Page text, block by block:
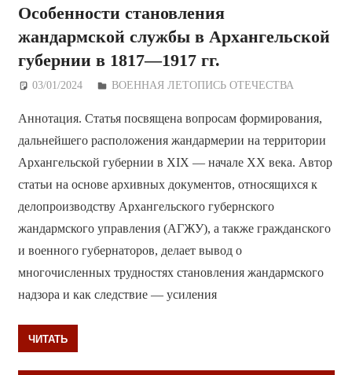
Особенности становления
жандармской службы в Архангельской
губернии в 1817—1917 гг.
03/01/2024 Дежурный по Редакции
ВОЕННАЯ ЛЕТОПИСЬ ОТЕЧЕСТВА
Аннотация. Статья посвящена вопросам формирования,
дальнейшего расположения жандармерии на территории
Архангельской губернии в XIX — начале XX века. Автор
статьи на основе архивных документов, относящихся к
делопроизводству Архангельского губернского
жандармского управления (АГЖУ), а также гражданского
и военного губернаторов, делает вывод о
многочисленных трудностях становления жандармского
надзора и как следствие — усиления
ЧИТАТЬ